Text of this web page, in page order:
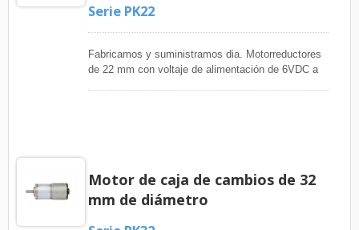
Serie PK22
Fabricamos y suministramos dia. Motorreductores
de 22 mm con voltaje de alimentación de 6VDC a
máquinas de tráfico, equipos automáticos para el
hogar, equipos de negocios, herramientas
eléctricas, máquinas expendedoras, dispensadores
Motor de caja de cambios de 32
mm de diámetro